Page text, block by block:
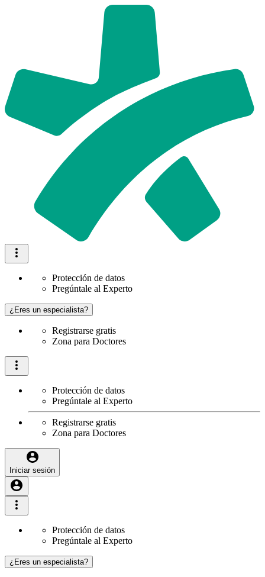
Protección de datos
Pregúntale al Experto
¿Eres un especialista?
Registrarse gratis
Zona para Doctores
Protección de datos
Pregúntale al Experto
Registrarse gratis
Zona para Doctores
Iniciar sesión
Protección de datos
Pregúntale al Experto
¿Eres un especialista?